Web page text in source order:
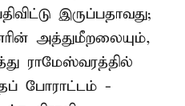
இருப்பதாவது;
அத்துமீறலையும்,
ராமேஸ்வரத்தில்
போராட்டம் -